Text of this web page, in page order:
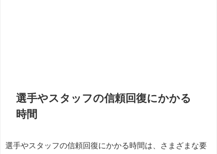
選手やスタッフの信頼回復にかかる
時間
選手やスタッフの信頼回復にかかる時間は、さまざまな要